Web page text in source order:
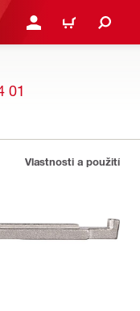
PŘIHLÁSIT NEBO
KOŠÍK
01
Vlastnosti a použití